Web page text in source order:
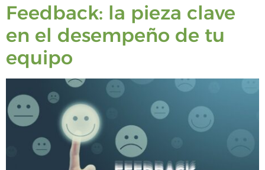
Feedback: la pieza clave
en el desempeño de tu
equipo